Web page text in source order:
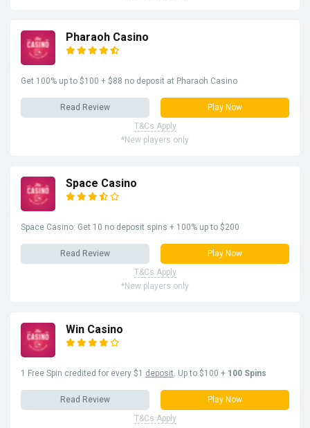
Pharaoh Casino
Get 100% up to $100 + $88 no deposit at Pharaoh Casino
Read Review
Play Now
T&Cs Apply
*New players only
Space Casino
Space Casino: Get 10 no deposit spins + 100% up to $200
Read Review
Play Now
T&Cs Apply
*New players only
Win Casino
1 Free Spin credited for every $1 deposit. Up to $100 + 100 Spins
Read Review
Play Now
T&Cs Apply